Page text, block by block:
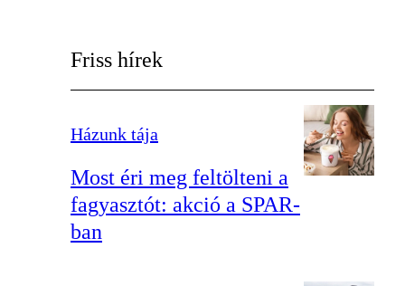
Friss hírek
Házunk tája
Most éri meg feltölteni a
fagyasztót: akció a SPAR-
ban